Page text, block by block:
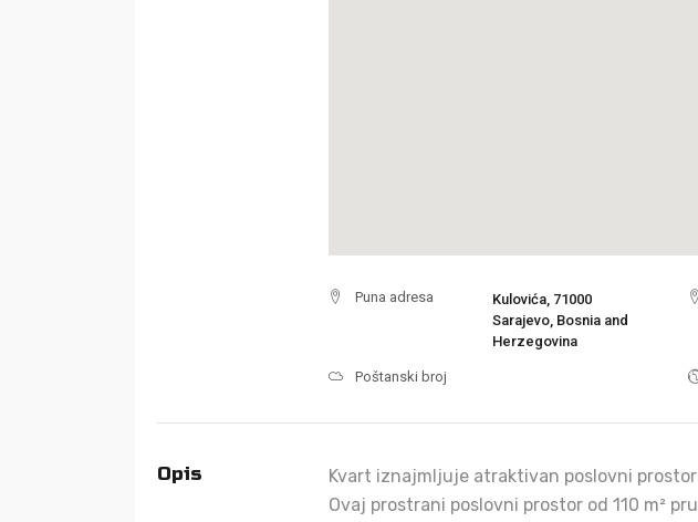
Puna adresa
Kulovića, 71000
Sarajevo, Bosnia and
Herzegovina
Poštanski broj
Opis
Kvart iznajmljuje atraktivan poslovni
Ovaj prostrani poslovni prostor od 110 m²